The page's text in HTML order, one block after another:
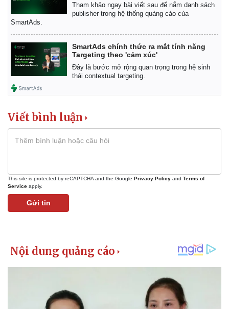
Khởi nghiệp
Chứng khoán
Giá cà phê
Tham khảo ngay bài viết sau để nắm danh sách
publisher trong hệ thống quảng cáo của
SmartAds.
SmartAds chính thức ra mắt tính năng
Targeting theo 'cảm xúc'
Đây là bước mở rộng quan trọng trong hệ sinh
thái contextual targeting.
Viết bình luận
This site is protected by reCAPTCHA and the Google Privacy Policy and Terms of
Service apply.
Gửi tin